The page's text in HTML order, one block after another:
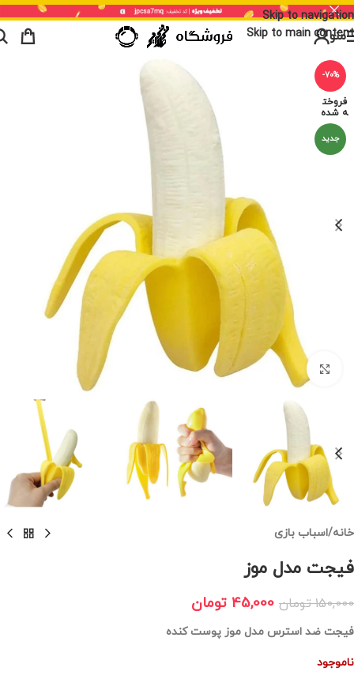
Skip to navigation
Skip to main content
منو
-70%
فروخت
ه شده
جدید
برای بزرگنمایی کلیک کنید
خانه/اسباب بازی
فیجت مدل موز
150,000 تومان 45,000 تومان
فیجت ضد استرس مدل موز پوست کنده
ناموجود